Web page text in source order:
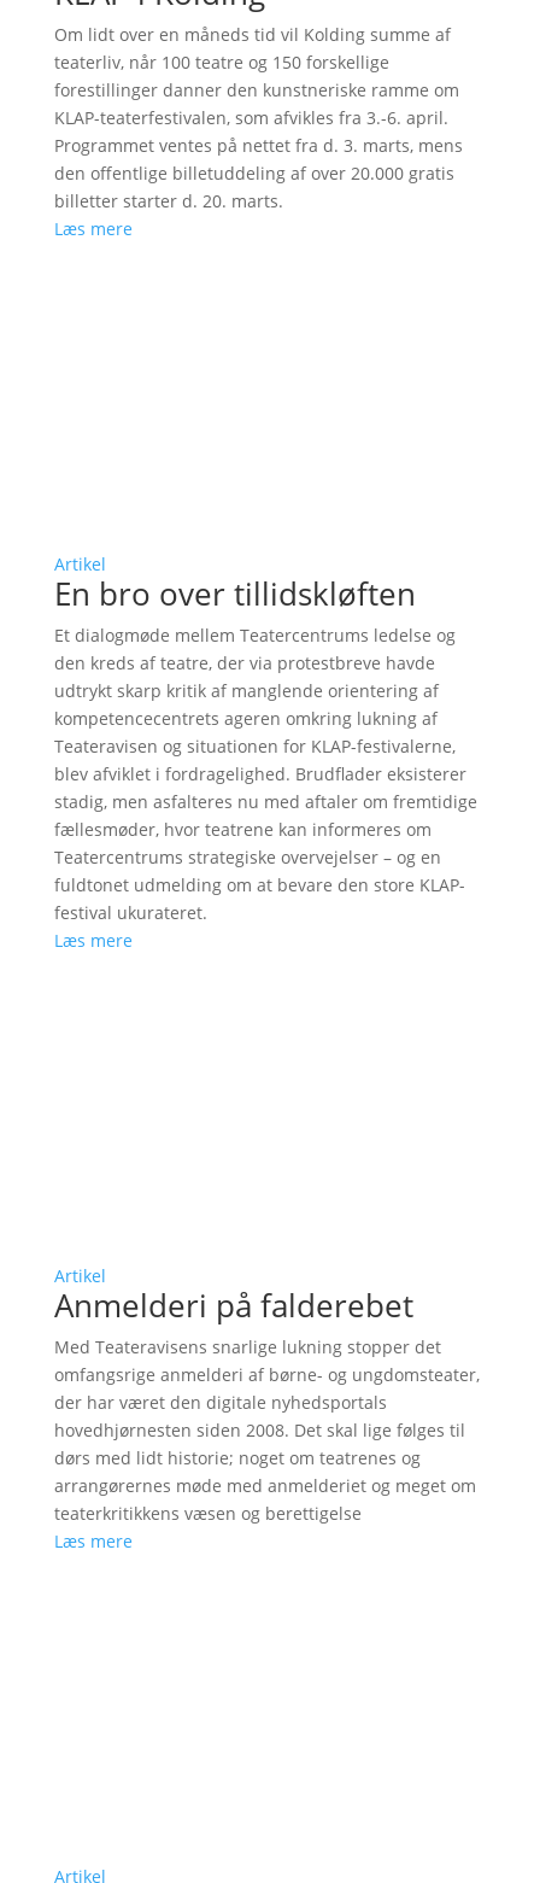
Om lidt over en måneds tid vil Kolding summe af
teaterliv, når 100 teatre og 150 forskellige
forestillinger danner den kunstneriske ramme om
KLAP-teaterfestivalen, som afvikles fra 3.-6. april.
Programmet ventes på nettet fra d. 3. marts, mens
den offentlige billetuddeling af over 20.000 gratis
billetter starter d. 20. marts.
Læs mere
Artikel
En bro over tillidskløften
Et dialogmøde mellem Teatercentrums ledelse og
den kreds af teatre, der via protestbreve havde
udtrykt skarp kritik af manglende orientering af
kompetencecentrets ageren omkring lukning af
Teateravisen og situationen for KLAP-festivalerne,
blev afviklet i fordragelighed. Brudflader eksisterer
stadig, men asfalteres nu med aftaler om fremtidige
fællesmøder, hvor teatrene kan informeres om
Teatercentrums strategiske overvejelser – og en
fuldtonet udmelding om at bevare den store KLAP-
festival ukurateret.
Læs mere
Artikel
Anmelderi på falderebet
Med Teateravisens snarlige lukning stopper det
omfangsrige anmelderi af børne- og ungdomsteater,
der har været den digitale nyhedsportals
hovedhjørnesten siden 2008. Det skal lige følges til
dørs med lidt historie; noget om teatrenes og
arrangørernes møde med anmelderiet og meget om
teaterkritikkens væsen og berettigelse
Læs mere
Artikel